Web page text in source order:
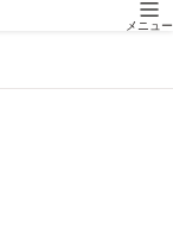
メニュー